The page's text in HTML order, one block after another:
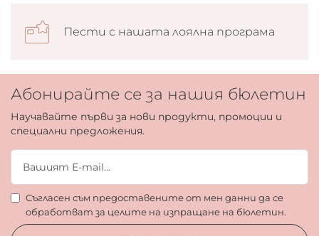
Пести с нашата лоялна програма
Абонирайте се за нашия бюлетин
Научавайте първи за нови продукти, промоции и
специални предложения.
Съгласен съм предоставените от мен данни да се
обработват за целите на изпращане на бюлетин.